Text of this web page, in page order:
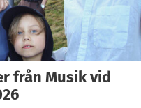
från Musik vid